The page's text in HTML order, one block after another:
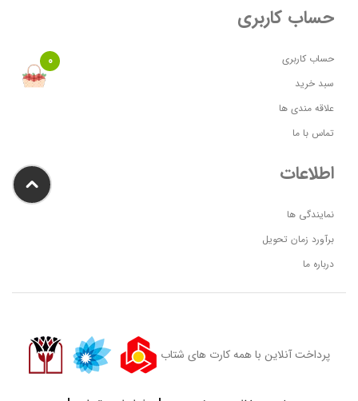
حساب کاربری
حساب کاربری
سبد خرید
علاقه مندی ها
تماس با ما
اطلاعات
نمایندگی ها
برآورد زمان تحویل
درباره ما
پرداخت آنلاین با همه کارت های شتاب
0